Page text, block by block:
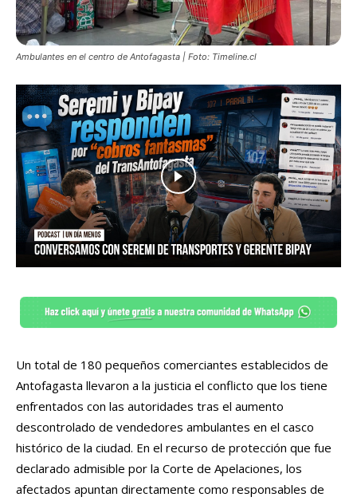
Ambulantes en el centro de Antofagasta | Foto: Timeline.cl
Un total de 180 pequeños comerciantes establecidos de
Antofagasta llevaron a la justicia el conflicto que los tiene
enfrentados con las autoridades tras el aumento
descontrolado de vendedores ambulantes en el casco
histórico de la ciudad. En el recurso de protección que fue
declarado admisible por la Corte de Apelaciones, los
afectados apuntan directamente como responsables de